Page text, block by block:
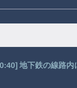
地下鉄の線路